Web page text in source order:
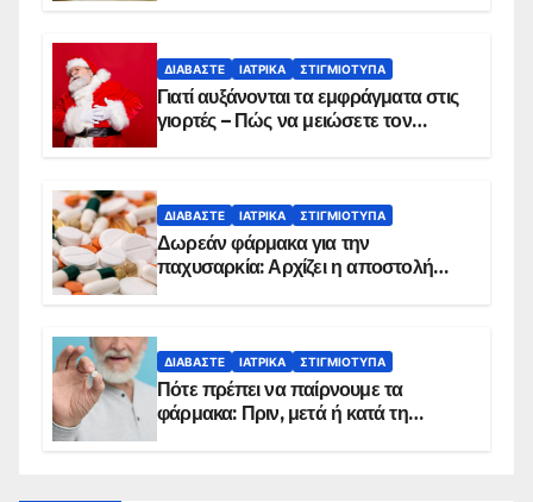
ΔΙΑΒΆΣΤΕ ΙΑΤΡΙΚΆ ΣΤΙΓΜΙΌΤΥΠΑ
Γιατί αυξάνονται τα εμφράγματα στις
γιορτές – Πώς να μειώσετε τον
ΔΙΑΒΆΣΤΕ ΙΑΤΡΙΚΆ ΣΤΙΓΜΙΌΤΥΠΑ
Δωρεάν φάρμακα για την
παχυσαρκία: Αρχίζει η αποστολή
ΔΙΑΒΆΣΤΕ ΙΑΤΡΙΚΆ ΣΤΙΓΜΙΌΤΥΠΑ
Πότε πρέπει να παίρνουμε τα
φάρμακα: Πριν, μετά ή κατά τη